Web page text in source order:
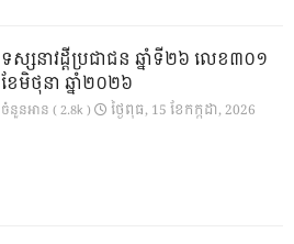
ទស្សនាវដ្ដីប្រជាជន ឆ្នាំទី២៦ លេខ៣០១
ខែមិថុនា ឆ្នាំ២០២៦
ចំនួនអាន ( 2.8k ) ថ្ងៃ​ពុធ, 15 ខែ​កក្កដា, 2026